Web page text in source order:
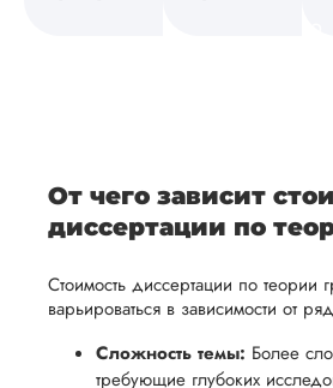
а также
темы.
готовы
предоставить
в
подготовке
презентации
и
проведения
проверки
работы,
установленная
сумма
будет
работы. В
начале
сотрудничества
мы
обсудим
и
От чего зависит
диссертации по
Стоимость диссертации по теории
варьироваться в зависимости от
Сложность темы: Более
требующие глубоких